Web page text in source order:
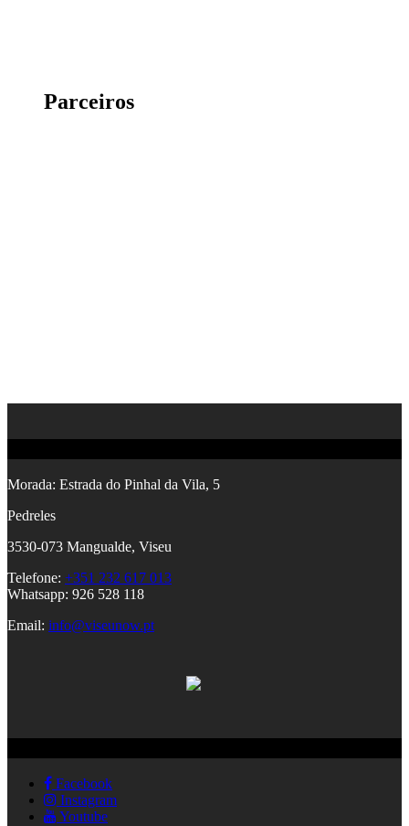
Parceiros
Morada: Estrada do Pinhal da Vila, 5
Pedreles
3530-073 Mangualde, Viseu
Telefone: +351 232 617 013
Whatsapp: 926 528 118
Email: info@viseunow.pt
Facebook
Instagram
Youtube